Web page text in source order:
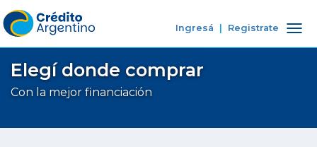
Ingresá Registrate
Elegí donde comprar
Con la mejor financiación